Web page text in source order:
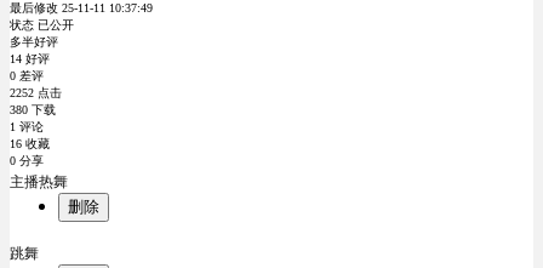
最后修改 25-11-11 10:37:49
状态 已公开
多半好评
14 好评
0 差评
2252 点击
380 下载
1 评论
16 收藏
0 分享
主播热舞
删除
跳舞